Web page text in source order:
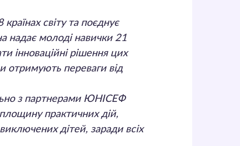
світу та поєднує
надає молоді навички 21
інноваційні рішення цих
отримують переваги від
з партнерами ЮНІСЕФ
практичних дій,
дітей, заради всіх